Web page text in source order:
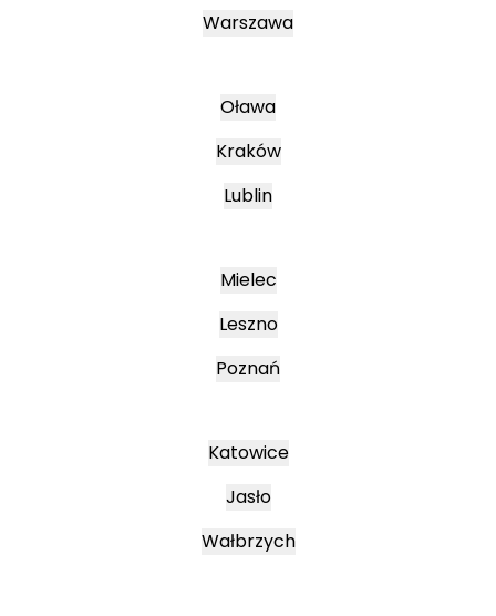
Warszawa
Oława
Kraków
Lublin
Mielec
Leszno
Poznań
Katowice
Jasło
Wałbrzych